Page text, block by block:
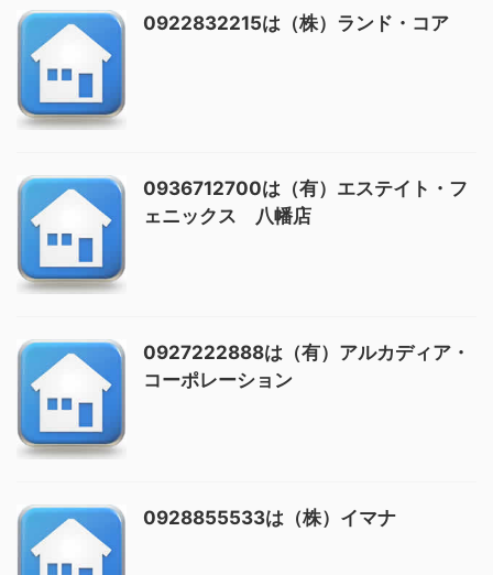
0922832215は（株）ランド・コア
0936712700は（有）エステイト・フ
ェニックス 八幡店
0927222888は（有）アルカディア・
コーポレーション
0928855533は（株）イマナ